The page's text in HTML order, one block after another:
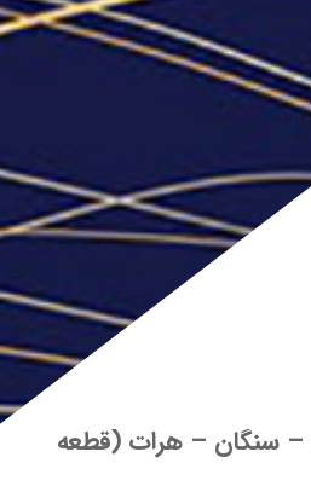
– سنگان – هرات (قطعه